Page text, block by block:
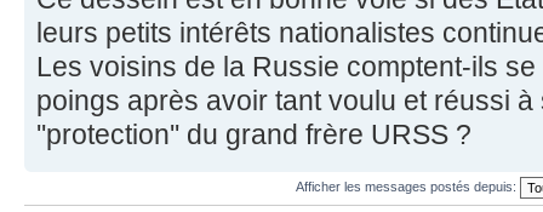
leurs petits intérêts nationalistes
Les voisins de la Russie comptent-ils
poings après avoir tant voulu et réussi
''protection'' du grand frère URSS ?
Afficher les messages postés depuis: